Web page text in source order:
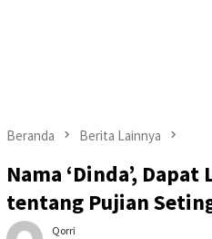
Beranda Berita Lainnya
Nama ‘Dinda’, Dapat
tentang Pujian
Qorri